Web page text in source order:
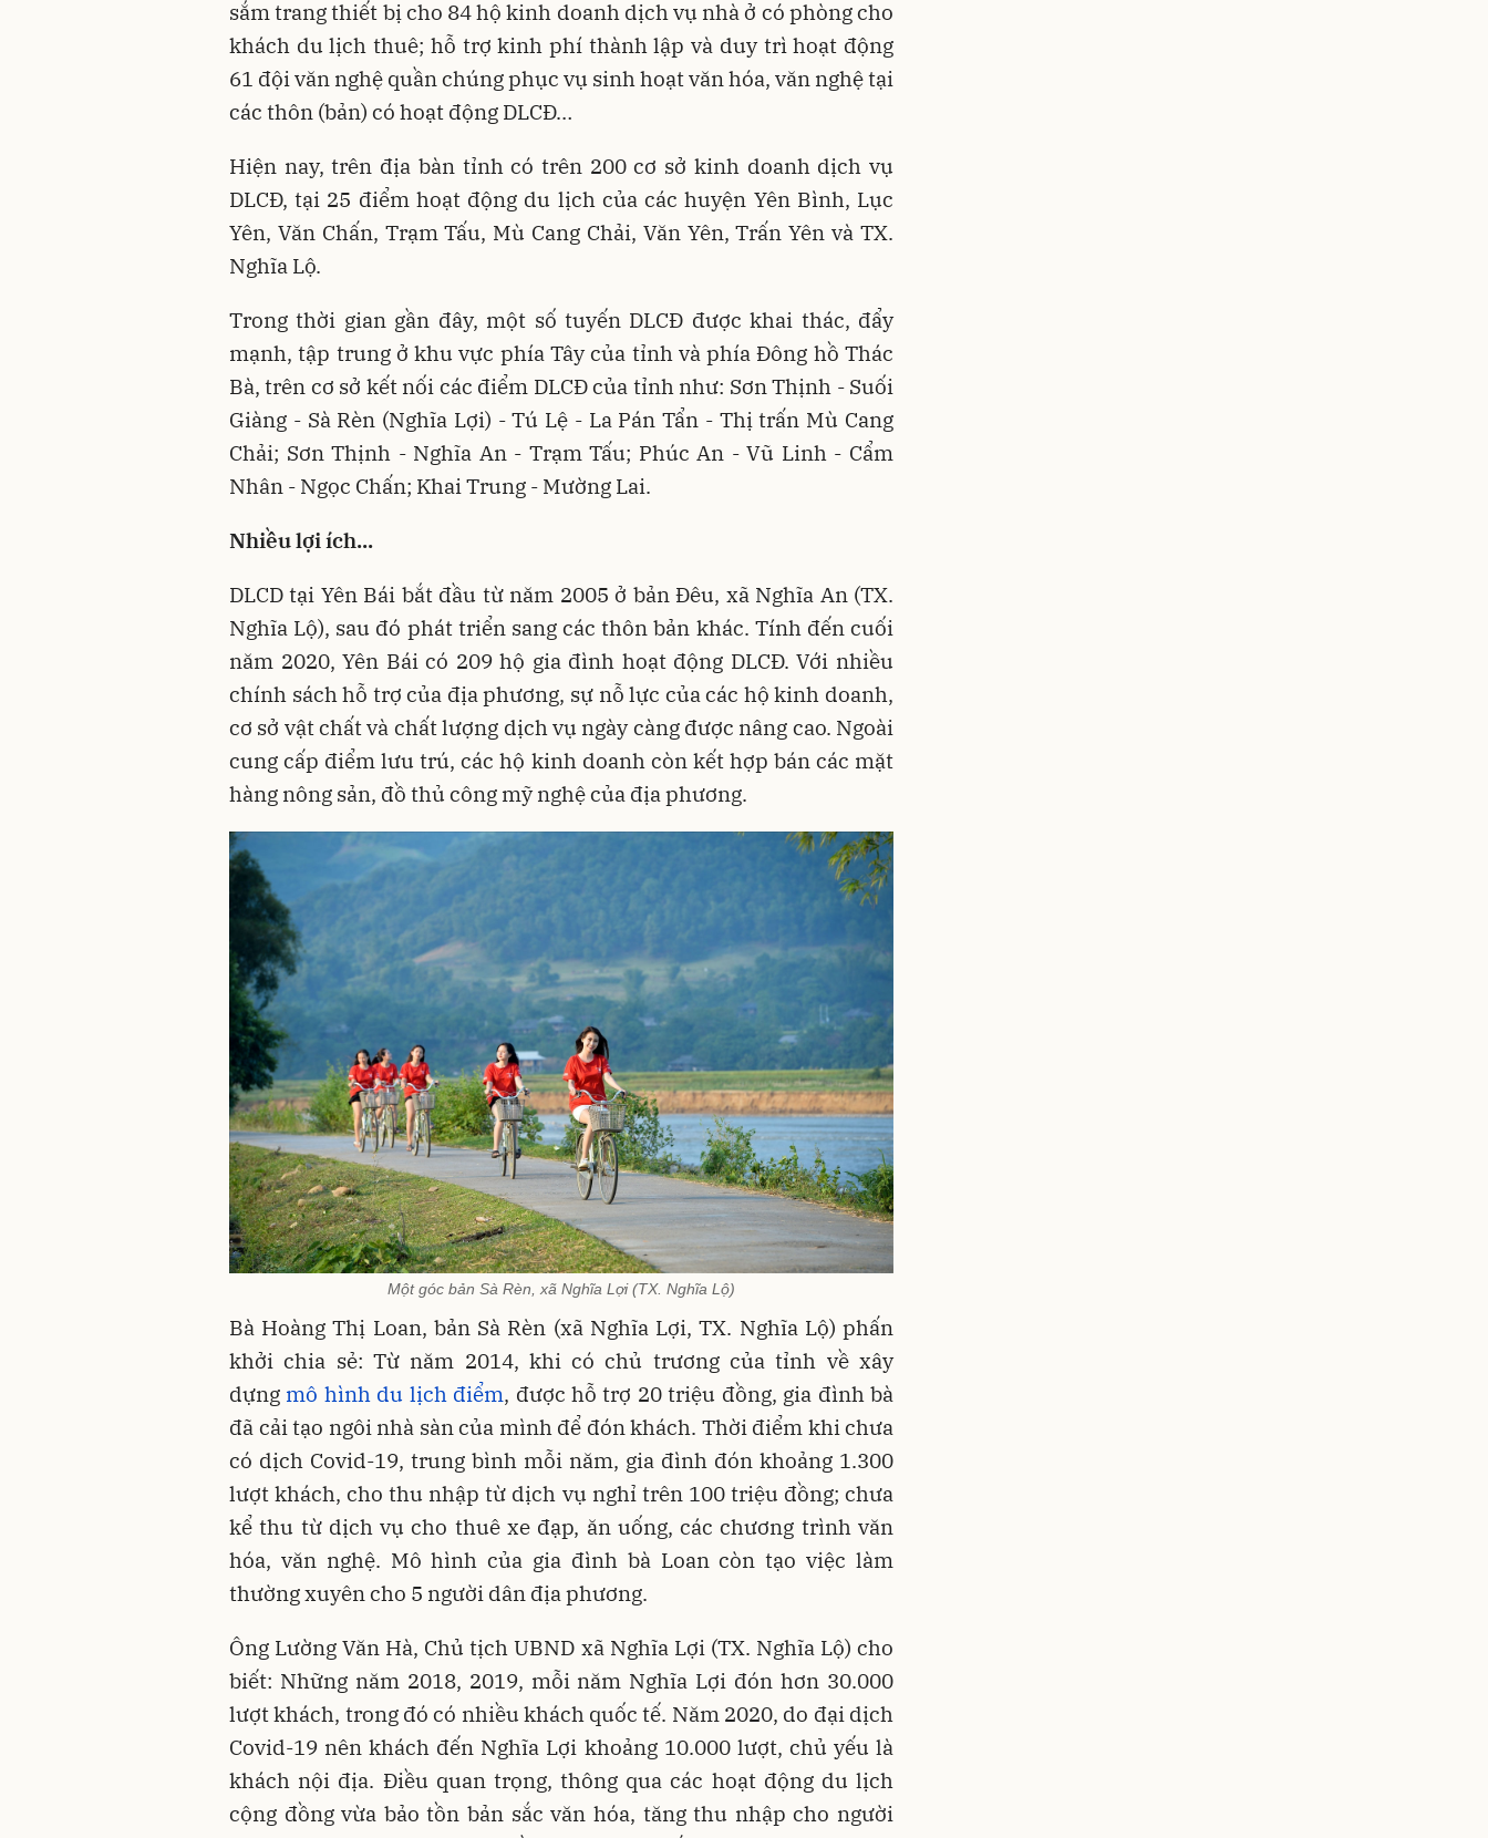
sắm trang thiết bị cho 84 hộ kinh doanh dịch vụ nhà ở có phòng cho
khách du lịch thuê; hỗ trợ kinh phí thành lập và duy trì hoạt động
61 đội văn nghệ quần chúng phục vụ sinh hoạt văn hóa, văn nghệ tại
các thôn (bản) có hoạt động DLCĐ…
Hiện nay, trên địa bàn tỉnh có trên 200 cơ sở kinh doanh dịch vụ
DLCĐ, tại 25 điểm hoạt động du lịch của các huyện Yên Bình, Lục
Yên, Văn Chấn, Trạm Tấu, Mù Cang Chải, Văn Yên, Trấn Yên và TX.
Nghĩa Lộ.
Trong thời gian gần đây, một số tuyến DLCĐ được khai thác, đẩy
mạnh, tập trung ở khu vực phía Tây của tỉnh và phía Đông hồ Thác
Bà, trên cơ sở kết nối các điểm DLCĐ của tỉnh như: Sơn Thịnh - Suối
Giàng - Sà Rèn (Nghĩa Lợi) - Tú Lệ - La Pán Tẩn - Thị trấn Mù Cang
Chải; Sơn Thịnh - Nghĩa An - Trạm Tấu; Phúc An - Vũ Linh - Cẩm
Nhân - Ngọc Chấn; Khai Trung - Mường Lai.
Nhiều lợi ích...
DLCD tại Yên Bái bắt đầu từ năm 2005 ở bản Đêu, xã Nghĩa An (TX.
Nghĩa Lộ), sau đó phát triển sang các thôn bản khác. Tính đến cuối
năm 2020, Yên Bái có 209 hộ gia đình hoạt động DLCĐ. Với nhiều
chính sách hỗ trợ của địa phương, sự nỗ lực của các hộ kinh doanh,
cơ sở vật chất và chất lượng dịch vụ ngày càng được nâng cao. Ngoài
cung cấp điểm lưu trú, các hộ kinh doanh còn kết hợp bán các mặt
hàng nông sản, đồ thủ công mỹ nghệ của địa phương.
Một góc bản Sà Rèn, xã Nghĩa Lợi (TX. Nghĩa Lộ)
Bà Hoàng Thị Loan, bản Sà Rèn (xã Nghĩa Lợi, TX. Nghĩa Lộ) phấn
khởi chia sẻ: Từ năm 2014, khi có chủ trương của tỉnh về xây
dựng mô hình du lịch điểm, được hỗ trợ 20 triệu đồng, gia đình bà
đã cải tạo ngôi nhà sàn của mình để đón khách. Thời điểm khi chưa
có dịch Covid-19, trung bình mỗi năm, gia đình đón khoảng 1.300
lượt khách, cho thu nhập từ dịch vụ nghỉ trên 100 triệu đồng; chưa
kể thu từ dịch vụ cho thuê xe đạp, ăn uống, các chương trình văn
hóa, văn nghệ. Mô hình của gia đình bà Loan còn tạo việc làm
thường xuyên cho 5 người dân địa phương.
Ông Lường Văn Hà, Chủ tịch UBND xã Nghĩa Lợi (TX. Nghĩa Lộ) cho
biết: Những năm 2018, 2019, mỗi năm Nghĩa Lợi đón hơn 30.000
lượt khách, trong đó có nhiều khách quốc tế. Năm 2020, do đại dịch
Covid-19 nên khách đến Nghĩa Lợi khoảng 10.000 lượt, chủ yếu là
khách nội địa. Điều quan trọng, thông qua các hoạt động du lịch
cộng đồng vừa bảo tồn bản sắc văn hóa, tăng thu nhập cho người